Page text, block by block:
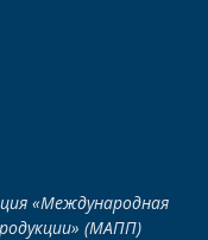
«Международная
(МАПП)